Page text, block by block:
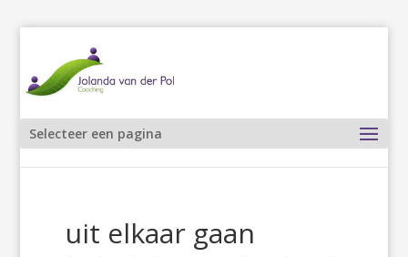
Selecteer een pagina
uit elkaar gaan